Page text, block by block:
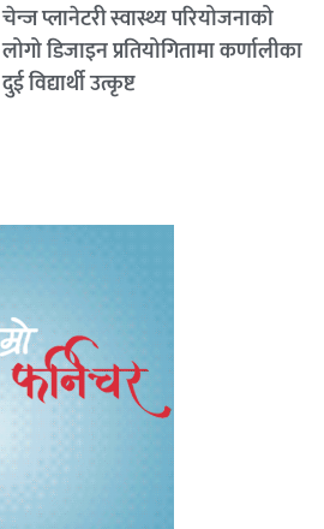
चेन्ज प्लानेटरी स्वास्थ्य परियोजनाको
लोगो डिजाइन प्रतियोगितामा कर्णालीका
दुई विद्यार्थी उत्कृष्ट